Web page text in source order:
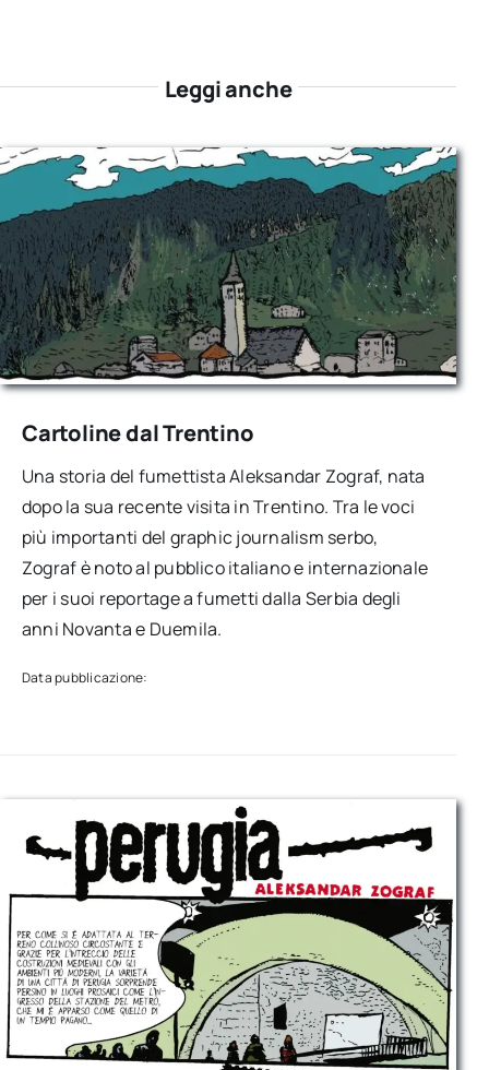
Leggi anche
Cartoline dal Trentino
Una storia del fumettista Aleksandar Zograf, nata
dopo la sua recente visita in Trentino. Tra le voci
più importanti del graphic journalism serbo,
Zograf è noto al pubblico italiano e internazionale
per i suoi reportage a fumetti dalla Serbia degli
anni Novanta e Duemila.
Data pubblicazione: